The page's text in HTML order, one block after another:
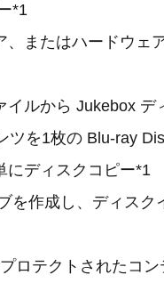
*1
、またはハードウェ
イルから Jukebox デ
ツを1枚の Blu-ray
にディスクコピー*1
を作成し、ディスク
ロテクトされたコン